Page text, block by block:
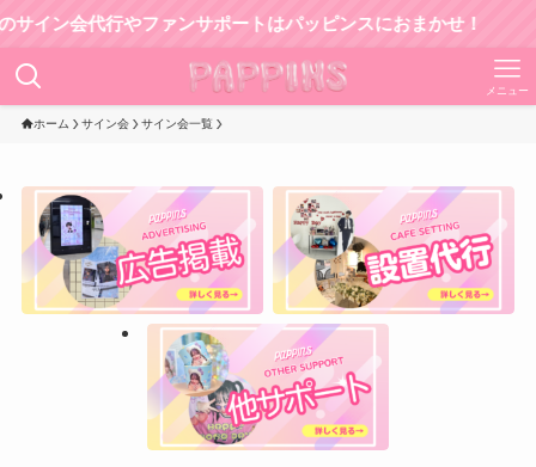
代行やファンサポートはパッピンスにおまかせ！
メニュー
ホーム サイン会 サイン会一覧